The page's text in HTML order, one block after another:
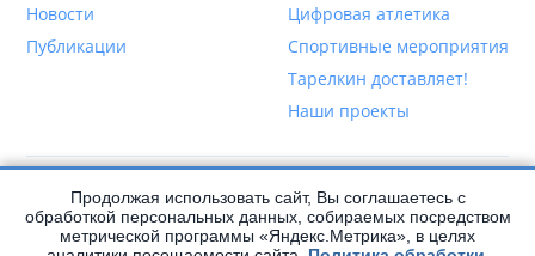
Новости
Публикации
Цифровая атлетика
Спортивные мероприятия
Тарелкин доставляет!
Наши проекты
Написать нам
Продолжая использовать сайт, Вы соглашаетесь с
обработкой персональных данных, собираемых посредством
метрической программы «Яндекс.Метрика», в целях